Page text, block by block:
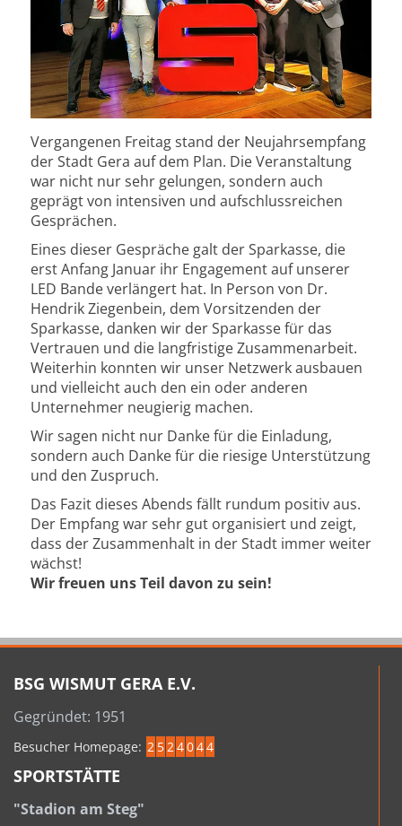
Vergangenen Freitag stand der Neujahrsempfang
der Stadt Gera auf dem Plan. Die Veranstaltung
war nicht nur sehr gelungen, sondern auch
geprägt von intensiven und aufschlussreichen
Gesprächen.
Eines dieser Gespräche galt der Sparkasse, die
erst Anfang Januar ihr Engagement auf unserer
LED Bande verlängert hat. In Person von Dr.
Hendrik Ziegenbein, dem Vorsitzenden der
Sparkasse, danken wir der Sparkasse für das
Vertrauen und die langfristige Zusammenarbeit.
Weiterhin konnten wir unser Netzwerk ausbauen
und vielleicht auch den ein oder anderen
Unternehmer neugierig machen.
Wir sagen nicht nur Danke für die Einladung,
sondern auch Danke für die riesige Unterstützung
und den Zuspruch.
Das Fazit dieses Abends fällt rundum positiv aus.
Der Empfang war sehr gut organisiert und zeigt,
dass der Zusammenhalt in der Stadt immer weiter
wächst!
Wir freuen uns Teil davon zu sein!
BSG WISMUT GERA E.V.
Gegründet: 1951
Besucher Homepage: 2 524044
SPORTSTÄTTE
"Stadion am Steg"